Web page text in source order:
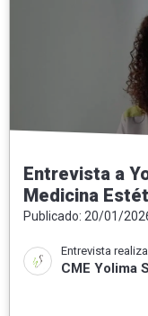
Entrevista a
Medicina
hacemos
orientada al
Publicado: 20/01/
Entrevista
CME Yolima